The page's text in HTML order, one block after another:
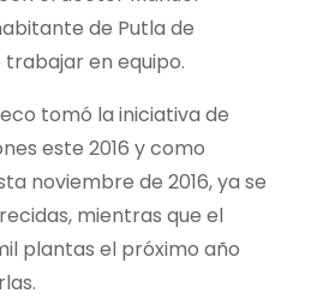
de Putla de
en equipo.
tomó la iniciativa de
este 2016 y como
noviembre de 2016, ya se
mientras que el
plantas el próximo año